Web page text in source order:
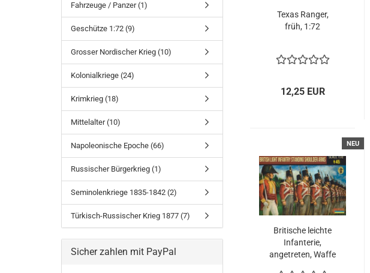
Texas Ranger,
früh, 1:72
12,25 EUR
NEU
Britische leichte
Infanterie,
angetreten, Waffe
Fahrzeuge / Panzer (1)
Geschütze 1:72 (9)
Grosser Nordischer Krieg (10)
Kolonialkriege (24)
Krimkrieg (18)
Mittelalter (10)
Napoleonische Epoche (66)
Russischer Bürgerkrieg (1)
Seminolenkriege 1835-1842 (2)
Türkisch-Russischer Krieg 1877 (7)
Sicher zahlen mit PayPal